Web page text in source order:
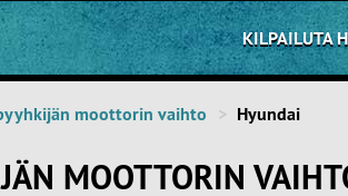
KILPAILUTA
moottorin vaihto Hyundai
MOOTTORIN